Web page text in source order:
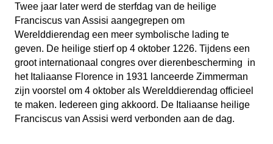
Twee jaar later werd de sterfdag van de heilige
Franciscus van Assisi aangegrepen om
Werelddierendag een meer symbolische lading te
geven. De heilige stierf op 4 oktober 1226. Tijdens een
groot internationaal congres over dierenbescherming in
het Italiaanse Florence in 1931 lanceerde Zimmerman
zijn voorstel om 4 oktober als Werelddierendag officieel
te maken. Iedereen ging akkoord. De Italiaanse heilige
Franciscus van Assisi werd verbonden aan de dag.